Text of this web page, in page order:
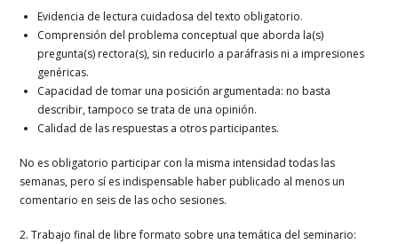
Evidencia de lectura cuidadosa del texto obligatorio.
Comprensión del problema conceptual que aborda la(s)
pregunta(s) rectora(s), sin reducirlo a paráfrasis ni a impresiones
genéricas.
Capacidad de tomar una posición argumentada: no basta
describir, tampoco se trata de una opinión.
Calidad de las respuestas a otros participantes.
No es obligatorio participar con la misma intensidad todas las
semanas, pero sí es indispensable haber publicado al menos un
comentario en seis de las ocho sesiones.
2. Trabajo final de libre formato sobre una temática del seminario: